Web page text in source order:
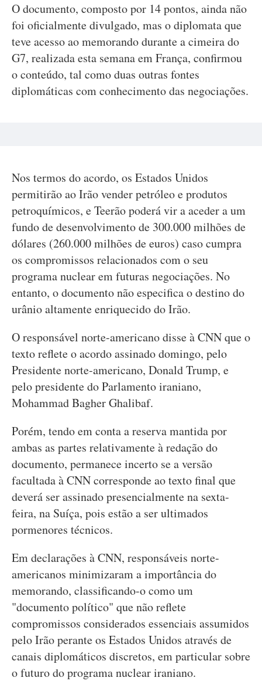
O documento, composto por 14 pontos, ainda não
foi oficialmente divulgado, mas o diplomata que
teve acesso ao memorando durante a cimeira do
G7, realizada esta semana em França, confirmou
o conteúdo, tal como duas outras fontes
diplomáticas com conhecimento das negociações.
Nos termos do acordo, os Estados Unidos
permitirão ao Irão vender petróleo e produtos
petroquímicos, e Teerão poderá vir a aceder a um
fundo de desenvolvimento de 300.000 milhões de
dólares (260.000 milhões de euros) caso cumpra
os compromissos relacionados com o seu
programa nuclear em futuras negociações. No
entanto, o documento não especifica o destino do
urânio altamente enriquecido do Irão.
O responsável norte-americano disse à CNN que o
texto reflete o acordo assinado domingo, pelo
Presidente norte-americano, Donald Trump, e
pelo presidente do Parlamento iraniano,
Mohammad Bagher Ghalibaf.
Porém, tendo em conta a reserva mantida por
ambas as partes relativamente à redação do
documento, permanece incerto se a versão
facultada à CNN corresponde ao texto final que
deverá ser assinado presencialmente na sexta-
feira, na Suíça, pois estão a ser ultimados
pormenores técnicos.
Em declarações à CNN, responsáveis norte-
americanos minimizaram a importância do
memorando, classificando-o como um
"documento político" que não reflete
compromissos considerados essenciais assumidos
pelo Irão perante os Estados Unidos através de
canais diplomáticos discretos, em particular sobre
o futuro do programa nuclear iraniano.